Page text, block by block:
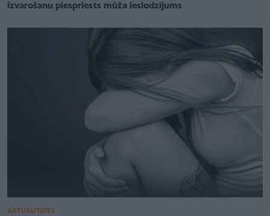
izvarošanu piespriests mūža ieslodzījums
AKTUALITĀTES